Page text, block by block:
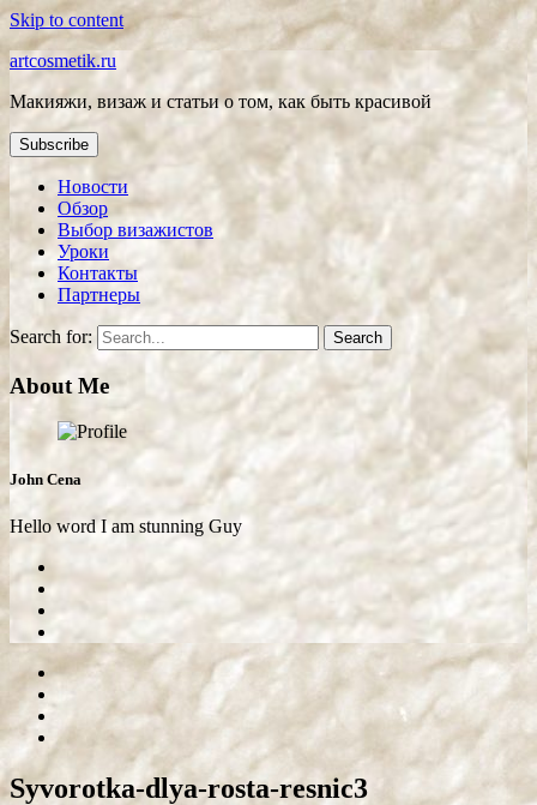
Skip to content
artcosmetik.ru
Макияжи, визаж и статьи о том, как быть красивой
Subscribe
Новости
Обзор
Выбор визажистов
Уроки
Контакты
Партнеры
Search for:
About Me
John Cena
Hello word I am stunning Guy
Syvorotka-dlya-rosta-resnic3